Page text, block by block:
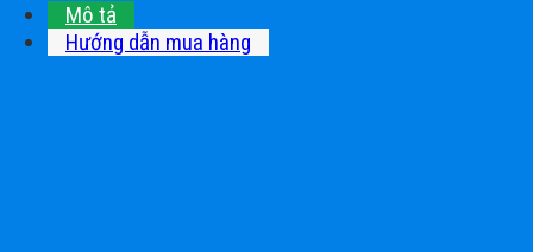
Mô tả
Hướng dẫn mua hàng